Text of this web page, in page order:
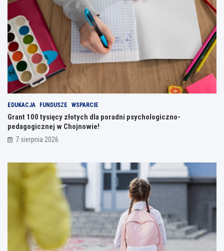
EDUKACJA FUNDUSZE WSPARCIE
Grant 100 tysięcy złotych dla poradni psychologiczno-
pedagogicznej w Chojnowie!
7 sierpnia 2026